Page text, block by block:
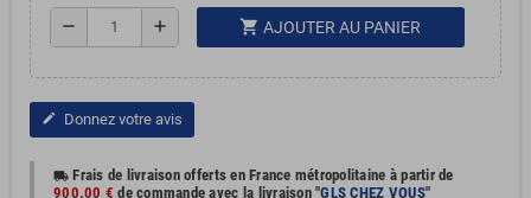
remove add shopping_cart AJOUTER AU PANIER
edit Donnez votre avis
local_shipping Frais de livraison offerts en France métropolitaine à partir de
900.00 € de commande avec la livraison "GLS CHEZ VOUS"